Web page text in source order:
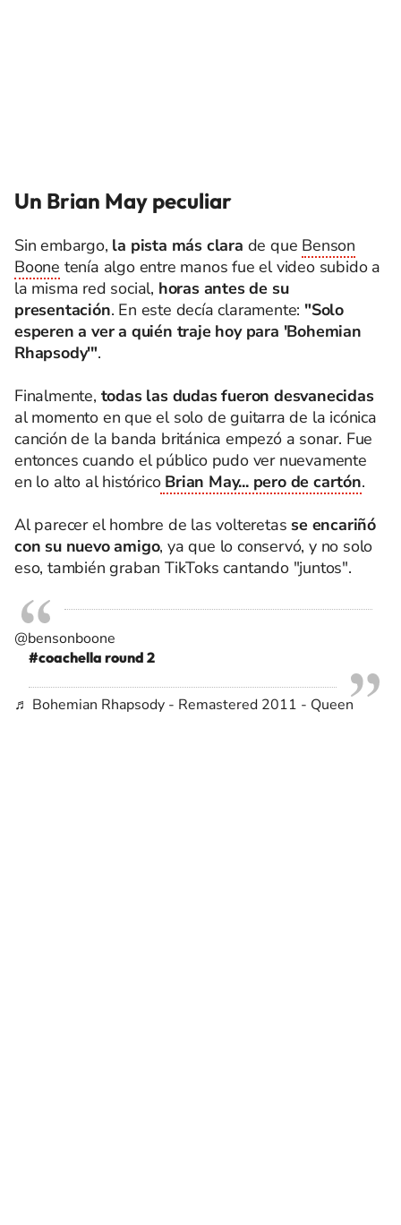
Un Brian May peculiar
Sin embargo, la pista más clara de que Benson
Boone tenía algo entre manos fue el video subido a
la misma red social, horas antes de su
presentación. En este decía claramente: "Solo
esperen a ver a quién traje hoy para 'Bohemian
Rhapsody'".
Finalmente, todas las dudas fueron desvanecidas
al momento en que el solo de guitarra de la icónica
canción de la banda británica empezó a sonar. Fue
entonces cuando el público pudo ver nuevamente
en lo alto al históricoBrian May... pero de cartón.
Al parecer el hombre de las volteretas se encariñó
con su nuevo amigo, ya que lo conservó, y no solo
eso, también graban TikToks cantando "juntos".
@bensonboone
#coachella round 2
♬ Bohemian Rhapsody - Remastered 2011 - Queen